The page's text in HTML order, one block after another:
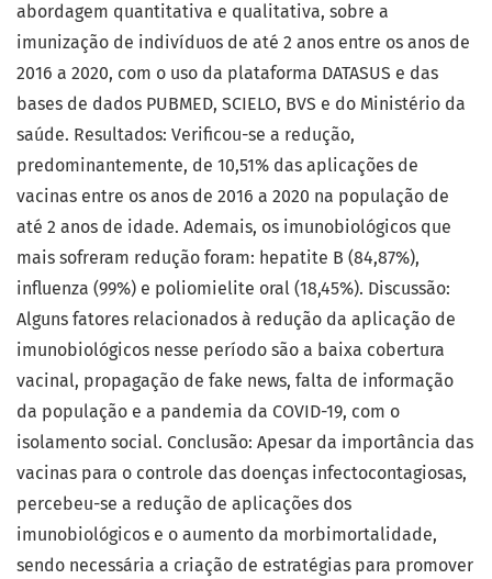
abordagem quantitativa e qualitativa, sobre a
imunização de indivíduos de até 2 anos entre os anos de
2016 a 2020, com o uso da plataforma DATASUS e das
bases de dados PUBMED, SCIELO, BVS e do Ministério da
saúde. Resultados: Verificou-se a redução,
predominantemente, de 10,51% das aplicações de
vacinas entre os anos de 2016 a 2020 na população de
até 2 anos de idade. Ademais, os imunobiológicos que
mais sofreram redução foram: hepatite B (84,87%),
influenza (99%) e poliomielite oral (18,45%). Discussão:
Alguns fatores relacionados à redução da aplicação de
imunobiológicos nesse período são a baixa cobertura
vacinal, propagação de fake news, falta de informação
da população e a pandemia da COVID-19, com o
isolamento social. Conclusão: Apesar da importância das
vacinas para o controle das doenças infectocontagiosas,
percebeu-se a redução de aplicações dos
imunobiológicos e o aumento da morbimortalidade,
sendo necessária a criação de estratégias para promover